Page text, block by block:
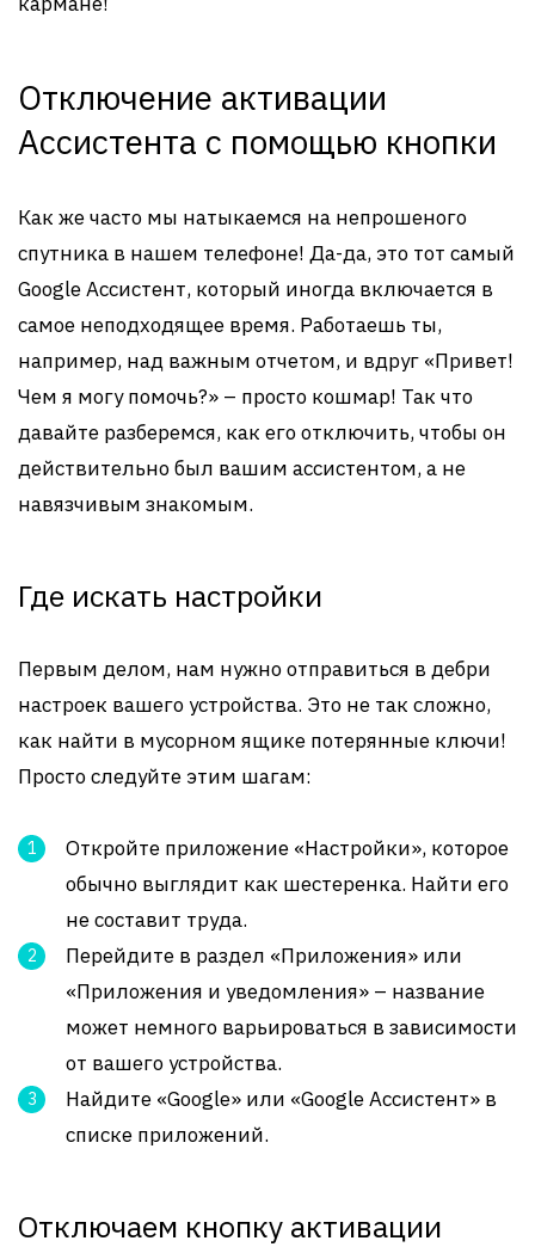
Отключение активации
Ассистента с помощью кнопки
Как же часто мы натыкаемся на непрошеного
спутника в нашем телефоне! Да-да, это тот самый
Google Ассистент, который иногда включается в
самое неподходящее время. Работаешь ты,
например, над важным отчетом, и вдруг «Привет!
Чем я могу помочь?» – просто кошмар! Так что
давайте разберемся, как его отключить, чтобы он
действительно был вашим ассистентом, а не
навязчивым знакомым.
Где искать настройки
Первым делом, нам нужно отправиться в дебри
настроек вашего устройства. Это не так сложно,
как найти в мусорном ящике потерянные ключи!
Просто следуйте этим шагам:
Откройте приложение «Настройки», которое
обычно выглядит как шестеренка. Найти его
не составит труда.
Перейдите в раздел «Приложения» или
«Приложения и уведомления» – название
может немного варьироваться в зависимости
от вашего устройства.
Найдите «Google» или «Google Ассистент» в
списке приложений.
Отключаем кнопку активации